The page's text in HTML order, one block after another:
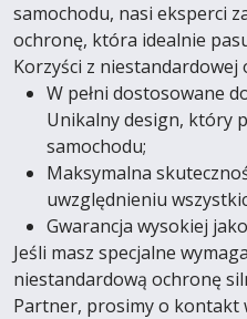
samochodu, nasi eksperci
ochronę, która idealnie
Korzyści z niestandardowej
W pełni dostosowane
Unikalny design, który
samochodu;
Maksymalna
uwzględnieniu
Gwarancja wysokiej
Jeśli masz specjalne
niestandardową ochronę
Partner, prosimy o kontakt